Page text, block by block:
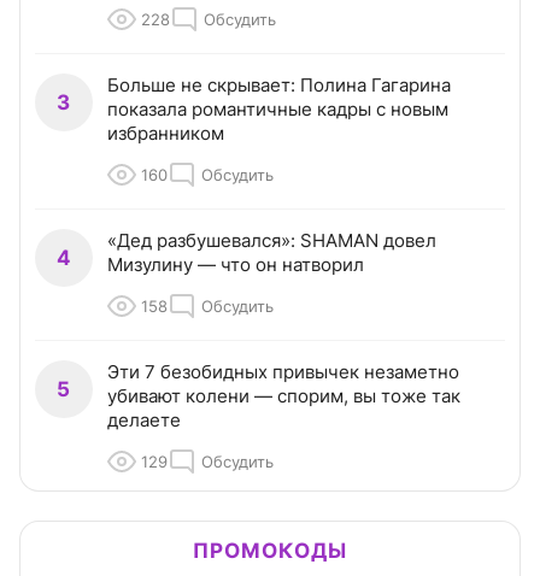
228 Обсудить
3
Больше не скрывает: Полина Гагарина
показала романтичные кадры с новым
избранником
160 Обсудить
4
«Дед разбушевался»: SHAMAN довел
Мизулину — что он натворил
158 Обсудить
5
Эти 7 безобидных привычек незаметно
убивают колени — спорим, вы тоже так
делаете
129 Обсудить
ПРОМОКОДЫ